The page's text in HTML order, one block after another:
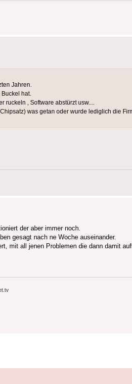
Jahren.
hat.
ruckeln , Software abstürzt usw....
was getan oder wurde lediglich die
der aber immer noch.
gesagt nach ne Woche auseinander.
mit all jenen Problemen die dann damit